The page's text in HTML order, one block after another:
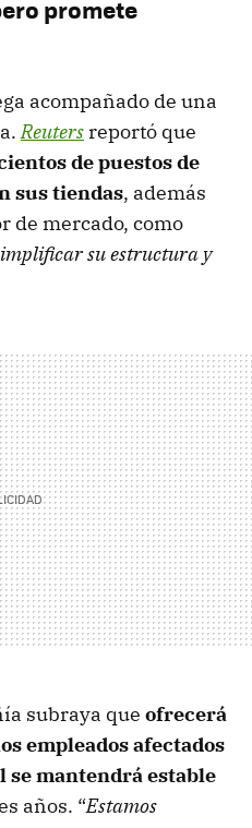
promete
acompañado de una
Reuters reportó que
de puestos de
sus tiendas, además
de mercado, como
su estructura y
subraya que ofrecerá
empleados afectados
se mantendrá estable
años. “Estamos